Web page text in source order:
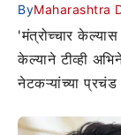
ByMaharashtra
'मंत्रोच्चार
केल्याने टीव्ही
नेटकऱ्यांच्या प्रचंड